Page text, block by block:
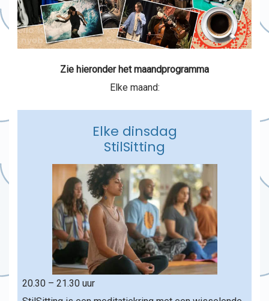
Zie hieronder het maandprogramma
Elke maand:
Elke dinsdag
StilSitting
20.30 – 21.30 uur